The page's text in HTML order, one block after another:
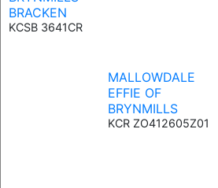
BRACKEN
KCSB 3641CR
MALLOWDALE
EFFIE OF
BRYNMILLS
KCR ZO412605Z01